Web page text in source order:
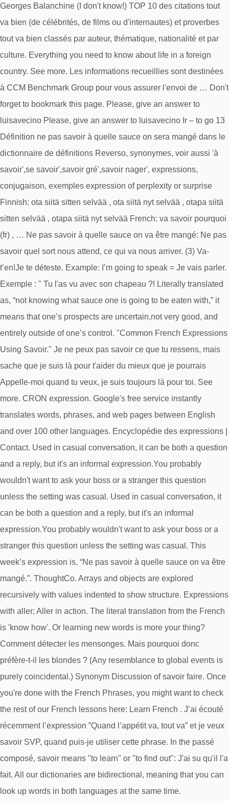
Georges Balanchine (I don't know!) TOP 10 des citations tout
va bien (de célébrités, de films ou d'internautes) et proverbes
tout va bien classés par auteur, thématique, nationalité et par
culture. Everything you need to know about life in a foreign
country. See more. Les informations recueillies sont destinées
à CCM Benchmark Group pour vous assurer l'envoi de … Don't
forget to bookmark this page. Please, give an answer to
luisavecino Please, give an answer to luisavecino Ir – to go 13
Définition ne pas savoir à quelle sauce on sera mangé dans le
dictionnaire de définitions Reverso, synonymes, voir aussi 'à
savoir',se savoir',savoir gré',savoir nager', expressions,
conjugaison, exemples expression of perplexity or surprise
Finnish: ota siitä sitten selvää , ota siitä nyt selvää , otapa siitä
sitten selvää , otapa siitä nyt selvää French: va savoir pourquoi
(fr) , … Ne pas savoir à quelle sauce on va être mangé: Ne pas
savoir quel sort nous attend, ce qui va nous arriver. (3) Va-
t’en!Je te déteste. Example: I’m going to speak = Je vais parler.
Exemple : " Tu l'as vu avec son chapeau ?! Literally translated
as, “not knowing what sauce one is going to be eaten with,” it
means that one’s prospects are uncertain,not very good, and
entirely outside of one’s control. "Common French Expressions
Using Savoir." Je ne peux pas savoir ce que tu ressens, mais
sache que je suis là pour t'aider du mieux que je pourrais
Appelle-moi quand tu veux, je suis toujours là pour toi. See
more. CRON expression. Google's free service instantly
translates words, phrases, and web pages between English
and over 100 other languages. Encyclopédie des expressions |
Contact. Used in casual conversation, it can be both a question
and a reply, but it's an informal expression.You probably
wouldn't want to ask your boss or a stranger this question
unless the setting was casual. Used in casual conversation, it
can be both a question and a reply, but it's an informal
expression.You probably wouldn't want to ask your boss or a
stranger this question unless the setting was casual. This
week’s expression is, “Ne pas savoir à quelle sauce on va être
mangé.”. ThoughtCo. Arrays and objects are explored
recursively with values indented to show structure. Expressions
with aller; Aller in action. The literal translation from the French
is 'know how'. Or learning new words is more your thing?
Comment détecter les mensonges. Mais pourquoi donc
préfère-t-il les blondes ? (Any resemblance to global events is
purely coincidental.) Synonym Discussion of savoir faire. Once
you're done with the French Phrases, you might want to check
the rest of our French lessons here: Learn French . J’ai écouté
récemment l’expression ”Quand l’appétit va, tout va” et je veux
savoir SVP, quand puis-je utiliser cette phrase. In the passé
composé, savoir means "to learn" or "to find out": J'ai su qu'il l'a
fait. All our dictionaries are bidirectional, meaning that you can
look up words in both languages at the same time.